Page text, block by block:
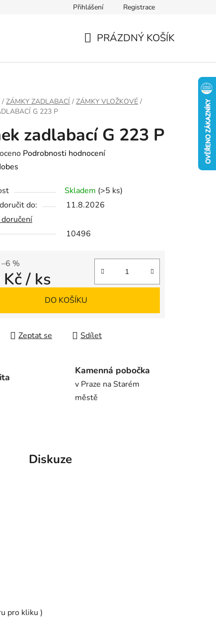
Přihlášení Registrace
PRÁZDNÝ KOŠÍK
/ ZÁMKY ZADLABACÍ / ZÁMKY VLOŽKOVÉ /
G 223 P
zadlabací G 223 P
Podrobnosti hodnocení
Skladem (>5 ks)
do:
11.8.2026
10496
–6 %
Kč/ ks
DO KOŠÍKU
Zeptat se Sdílet
Kamenná pobočka
v Praze na Starém
městě
Diskuze
pro kliku )